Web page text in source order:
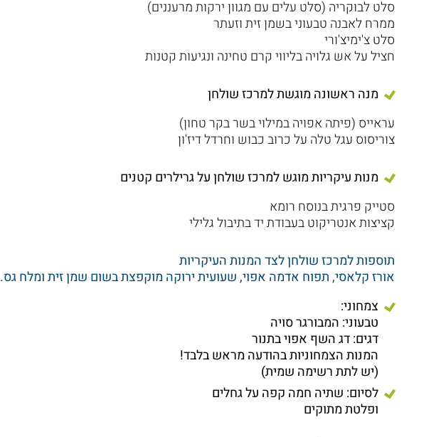
סלט לבוקריה (סלט עלים עם מגוון ירקות מרעננים)
ממרח לאבנה טבעוני בשמן זית וזעתר
סלט צ'ימיצ'ורי
חציל על אש גלויה בליווי קרם טחינה ונגיעות קטנות
מנה ראשונה מוגשת למרכז שולחן
עראייס (פיתה אפויה במילוי בשר בקר טחון)
צוריסוס עגל טלה על כרוב כבוש וחרדל דיז'ון
מנות עיקריות מוגש למרכז שולחן על גרילרים קטנים
סטייק פרגית בנוסח רומא
קציצות אנטריקוט בעבודת יד בתיבול גלילי
תוספות למרכז שולחן לצד המנות העיקריות
אורז קלאסי, תפוח אדמה אפוי, שעועית ירוקה מוקפצת בשום שמן זית ומלח גס.
צמחוני:
טבעוני: המבורגר סויה
דגים: דג השף אפוי בתנור
המנות הצמחוניות בהודעה מראש בלבד!
(יש לתת רשימה שמית)
לסיום: שתיה חמה קפה על גחלים
ופלטת מתוקים